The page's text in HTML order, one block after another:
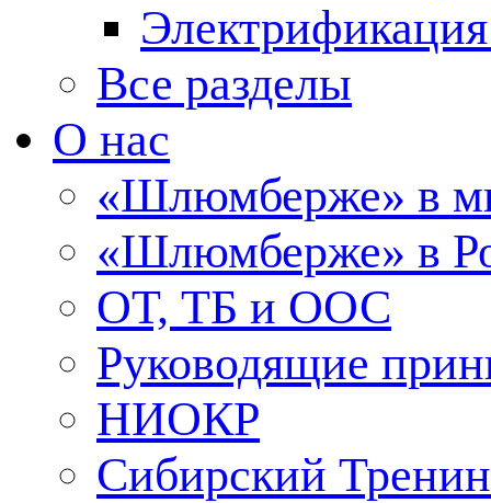
Все разделы
О нас
«Шлюмберже» в
«Шлюмберже» в
ОТ, ТБ и ООС
Руководящие
НИОКР
Сибирский